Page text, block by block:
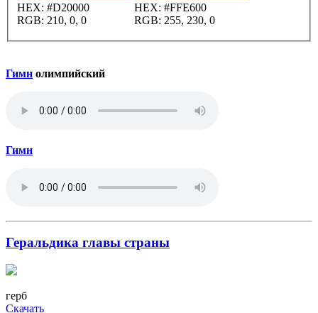
HEX: #D20000
RGB: 210, 0, 0
HEX: #FFE600
RGB: 255, 230, 0
Гимн олимпийский
Гимн
Геральдика главы страны
герб
Скачать